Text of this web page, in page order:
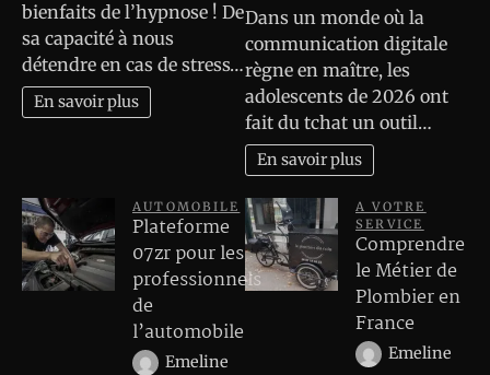
bienfaits de l’hypnose ! De
sa capacité à nous
détendre en cas de stress…
En savoir plus
Dans un monde où la
communication digitale
règne en maître, les
adolescents de 2026 ont
fait du tchat un outil…
En savoir plus
AUTOMOBILE
Plateforme
07zr pour les
professionnels
de
l’automobile
Emeline
A VOTRE
SERVICE
Comprendre
le Métier de
Plombier en
France
Emeline